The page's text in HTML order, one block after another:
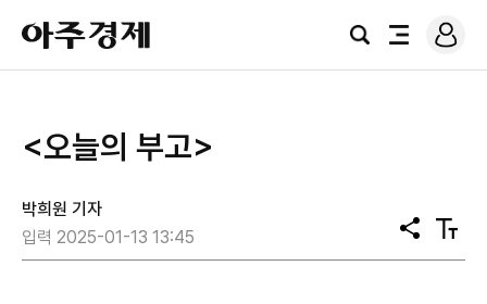
아
주
경
검
전
로
그
<오늘의 부고>
박희원 기자
입력 2025-01-13 13:45
공
유
텍
스